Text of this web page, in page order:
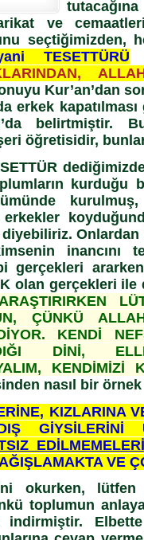
ve
seçtiğimizden,
TESETTÜRÜ
Kur’an’dan
erkek
belirtmiştir.
öğretisidir,
kurduğu
erkekler
inancını
gerçekleri
olan gerçekleri
ÇÜNKÜ
KENDİ
DİNİ,
KENDİMİZİ
nasıl bir
KIZLARINA
DIŞ GİYSİLERİNİ
VE
okurken,
toplumun
indirmiştir.